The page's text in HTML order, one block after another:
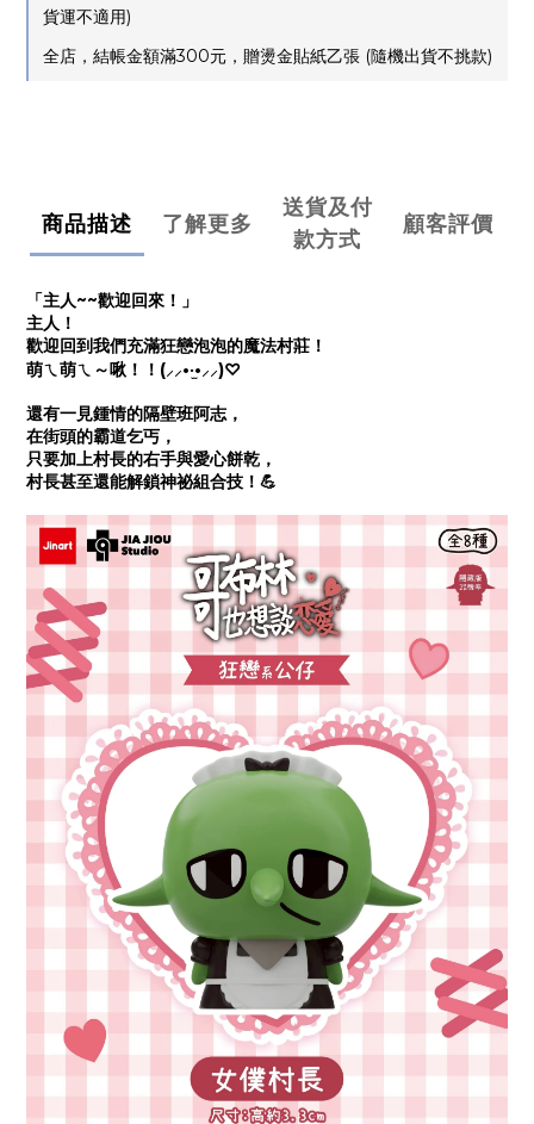
貨運不適用)
全店，結帳金額滿300元，贈燙金貼紙乙張 (隨機出貨不挑款)
商品描述 了解更多
送貨及付
款方式
顧客評價
「主人~~歡迎回來！」
主人！
歡迎回到我們充滿狂戀泡泡的魔法村莊！
萌ㄟ萌ㄟ～啾！！(⸝⸝•‧̫•⸝⸝)♡
還有一見鍾情的隔壁班阿志，
在街頭的霸道乞丐，
只要加上村長的右手與愛心餅乾，
村長甚至還能解鎖神祕組合技！💪